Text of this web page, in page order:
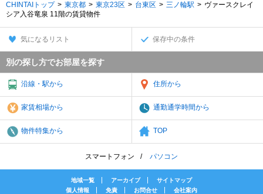
CHINTAIトップ 東京都 東京23区 台東区 三ノ輪駅
ヴァースクレイ
シア入谷竜泉 11階の賃貸物件
気になるリスト 保存中の条件
別の探し方でお部屋を探す
沿線・駅から 住所から
家賃相場から 通勤通学時間から
物件特集から TOP
スマートフォン パソコン
地域一覧 アーカイブ
サイトマップ
個人情報
免責 お問合せ 会社案内